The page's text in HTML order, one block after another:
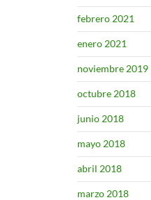
febrero 2021
enero 2021
noviembre 2019
octubre 2018
junio 2018
mayo 2018
abril 2018
marzo 2018